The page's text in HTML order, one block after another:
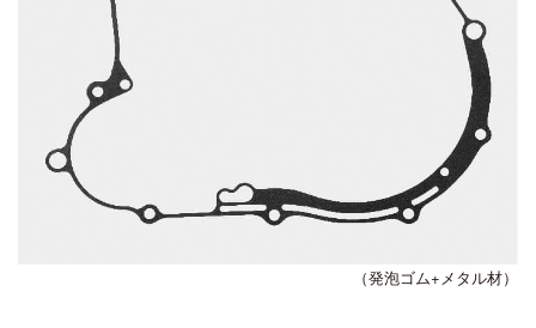
（発泡ゴム+メタル材）